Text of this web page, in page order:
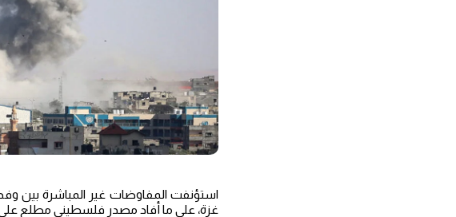
استؤنفت المفاوضات غير المباشرة بين
غزة، على ما أفاد مصدر فلسطيني مطلع